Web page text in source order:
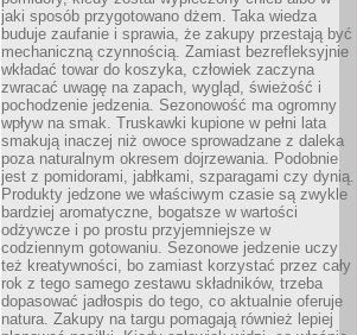
jaki sposób przygotowano dżem. Taka wiedza
buduje zaufanie i sprawia, że zakupy przestają być
mechaniczną czynnością. Zamiast bezrefleksyjnie
wkładać towar do koszyka, człowiek zaczyna
zwracać uwagę na zapach, wygląd, świeżość i
pochodzenie jedzenia. Sezonowość ma ogromny
wpływ na smak. Truskawki kupione w pełni lata
smakują inaczej niż owoce sprowadzane z daleka
poza naturalnym okresem dojrzewania. Podobnie
jest z pomidorami, jabłkami, szparagami czy dynią.
Produkty jedzone we właściwym czasie są zwykle
bardziej aromatyczne, bogatsze w wartości
odżywcze i po prostu przyjemniejsze w
codziennym gotowaniu. Sezonowe jedzenie uczy
też kreatywności, bo zamiast korzystać przez cały
rok z tego samego zestawu składników, trzeba
dopasować jadłospis do tego, co aktualnie oferuje
natura. Zakupy na targu pomagają również lepiej